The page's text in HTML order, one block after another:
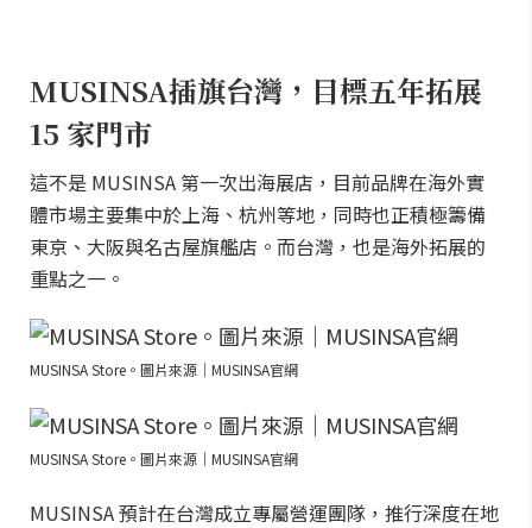
MUSINSA插旗台灣，目標五年拓展
15 家門市
這不是 MUSINSA 第一次出海展店，目前品牌在海外實
體市場主要集中於上海、杭州等地，同時也正積極籌備
東京、大阪與名古屋旗艦店。而台灣，也是海外拓展的
重點之一。
MUSINSA Store。圖片來源｜MUSINSA官網
MUSINSA Store。圖片來源｜MUSINSA官網
MUSINSA 預計在台灣成立專屬營運團隊，推行深度在地